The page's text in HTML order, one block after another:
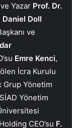
Yazar Prof. Dr.
Daniel Doll
ve
Emre Kenci,
İcra Kurulu
Grup Yönetim
Yönetim
CEO’su F.